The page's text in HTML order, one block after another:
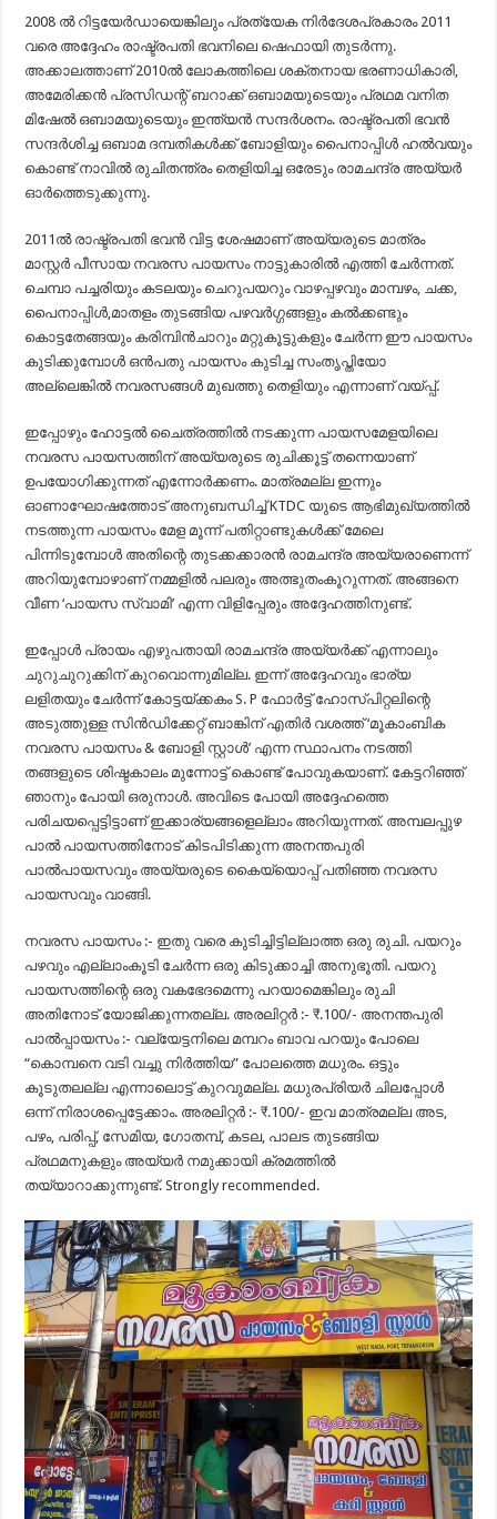
2008 ൽ റിട്ടയേർഡായെങ്കിലും പ്രത്യേക നിർദേശപ്രകാരം 2011
വരെ അദ്ദേഹം രാഷ്ട്രപതി ഭവനിലെ ഷെഫായി തുടർന്നു.
അക്കാലത്താണ് 2010ൽ ലോകത്തിലെ ശക്തനായ ഭരണാധികാരി,
അമേരിക്കൻ പ്രസിഡന്റ് ബറാക്ക് ഒബാമയുടെയും പ്രഥമ വനിത
മിഷേൽ ഒബാമയുടെയും ഇന്ത്യൻ സന്ദർശനം. രാഷ്ട്രപതി ഭവൻ
സന്ദർശിച്ച ഒബാമ ദമ്പതികൾക്ക് ബോളിയും പൈനാപ്പിൾ ഹൽവയും
കൊണ്ട് നാവിൽ രുചിതന്ത്രം തെളിയിച്ച ഒരേടും രാമചന്ദ്ര അയ്യർ
ഓർത്തെടുക്കുന്നു.
2011ൽ രാഷ്ട്രപതി ഭവൻ വിട്ട ശേഷമാണ് അയ്യരുടെ മാത്രം
മാസ്റ്റർ പീസായ നവരസ പായസം നാട്ടുകാരിൽ എത്തി ചേർന്നത്.
ചെമ്പാ പച്ചരിയും കടലയും ചെറുപയറും വാഴപ്പഴവും മാമ്പഴം, ചക്ക,
പൈനാപ്പിൾ,മാതളം തുടങ്ങിയ പഴവർഗ്ഗങ്ങളും കൽക്കണ്ടും
കൊട്ടതേങ്ങയും കരിമ്പിൻചാറും മറ്റുകൂട്ടുകളും ചേർന്ന ഈ പായസം
കുടിക്കുമ്പോൾ ഒൻപതു പായസം കുടിച്ച സംതൃപ്തിയോ
അല്ലെങ്കിൽ നവരസങ്ങൾ മുഖത്തു തെളിയും എന്നാണ് വയ്പ്പ്.
ഇപ്പോഴും ഹോട്ടൽ ചൈത്രത്തിൽ നടക്കുന്ന പായസമേളയിലെ
നവരസ പായസത്തിന് അയ്യരുടെ രുചിക്കൂട്ട് തന്നെയാണ്
ഉപയോഗിക്കുന്നത് എന്നോർക്കണം. മാത്രമല്ല ഇന്നും
ഓണാഘോഷത്തോട് അനുബന്ധിച്ച് KTDC യുടെ ആഭിമുഖ്യത്തിൽ
നടത്തുന്ന പായസം മേള മൂന്ന് പതിറ്റാണ്ടുകൾക്ക് മേലെ
പിന്നിടുമ്പോൾ അതിന്റെ തുടക്കക്കാരൻ രാമചന്ദ്ര അയ്യരാണെന്ന്
അറിയുമ്പോഴാണ് നമ്മളിൽ പലരും അത്ഭുതംകൂറുന്നത്. അങ്ങനെ
വീണ ‘പായസ സ്വാമി’ എന്ന വിളിപ്പേരും അദ്ദേഹത്തിനുണ്ട്.
ഇപ്പോൾ പ്രായം എഴുപതായി രാമചന്ദ്ര അയ്യർക്ക് എന്നാലും
ചുറുചുറുക്കിന് കുറവൊന്നുമില്ല. ഇന്ന് അദ്ദേഹവും ഭാര്യ
ലളിതയും ചേർന്ന് കോട്ടയ്ക്കകം S. P ഫോർട്ട് ഹോസ്പിറ്റലിന്റെ
അടുത്തുള്ള സിൻഡിക്കേറ്റ് ബാങ്കിന് എതിർ വശത്ത് ‘മൂകാംബിക
നവരസ പായസം & ബോളി സ്റ്റാൾ’ എന്ന സ്ഥാപനം നടത്തി
തങ്ങളുടെ ശിഷ്ടകാലം മുന്നോട്ട് കൊണ്ട് പോവുകയാണ്. കേട്ടറിഞ്ഞ്
ഞാനും പോയി ഒരുനാൾ. അവിടെ പോയി അദ്ദേഹത്തെ
പരിചയപ്പെട്ടിട്ടാണ് ഇക്കാര്യങ്ങളെല്ലാം അറിയുന്നത്. അമ്പലപ്പുഴ
പാൽ പായസത്തിനോട് കിടപിടിക്കുന്ന അനന്തപുരി
പാൽപായസവും അയ്യരുടെ കൈയ്യൊപ്പ് പതിഞ്ഞ നവരസ
പായസവും വാങ്ങി.
നവരസ പായസം :- ഇതു വരെ കുടിച്ചിട്ടില്ലാത്ത ഒരു രുചി. പയറും
പഴവും എല്ലാംകൂടി ചേർന്ന ഒരു കിടുക്കാച്ചി അനുഭൂതി. പയറു
പായസത്തിന്റെ ഒരു വകഭേദമെന്നു പറയാമെങ്കിലും രുചി
അതിനോട് യോജിക്കുന്നതല്ല. അരലിറ്റർ :- ₹.100/- അനന്തപുരി
പാൽപ്പായസം :- വല്യേട്ടനിലെ മമ്പറം ബാവ പറയും പോലെ
“കൊമ്പനെ വടി വച്ചു നിർത്തിയ” പോലത്തെ മധുരം. ഒട്ടും
കൂടുതലല്ല എന്നാലൊട്ട് കുറവുമല്ല. മധുരപ്രിയർ ചിലപ്പോൾ
ഒന്ന്‌ നിരാശപ്പെട്ടേക്കാം. അരലിറ്റർ :- ₹.100/- ഇവ മാത്രമല്ല അട,
പഴം, പരിപ്പ്, സേമിയ, ഗോതമ്പ്, കടല, പാലട തുടങ്ങിയ
പ്രഥമനുകളും അയ്യർ നമുക്കായി ക്രമത്തിൽ
തയ്യാറാക്കുന്നുണ്ട്. Strongly recommended.